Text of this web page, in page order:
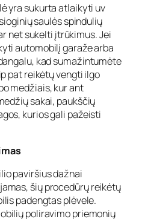
yra sukurta atlaikyti uv
saulės spindulių
net sukelti įtrūkimus. Jei
automobilį garaže arba
kad sumažintumėte
pat reikėtų vengti ilgo
medžiais, kur ant
sakai, paukščių
kurios gali pažeisti
paviršius dažnai
šių procedūrų reikėtų
padengtas plėvele.
poliravimo priemonių